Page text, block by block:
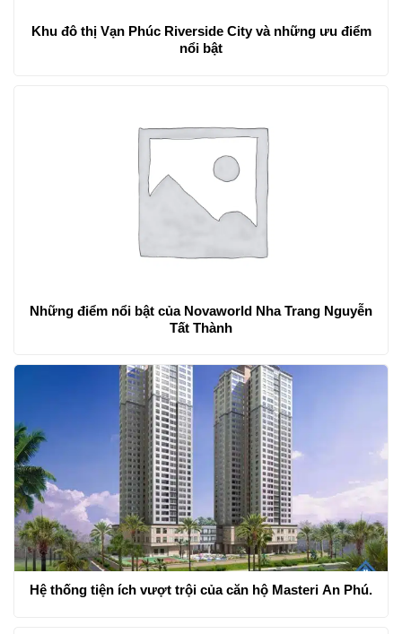
Khu đô thị Vạn Phúc Riverside City và những ưu điểm
nổi bật
Những điểm nổi bật của Novaworld Nha Trang Nguyễn
Tất Thành
Hệ thống tiện ích vượt trội của căn hộ Masteri An Phú.